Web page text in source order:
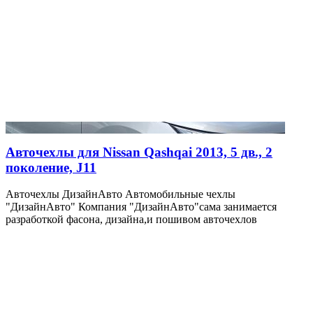
Авточехлы для Nissan Qashqai 2013, 5 дв., 2
поколение, J11
Авточехлы ДизайнАвто Автомобильные чехлы
"ДизайнАвто" Компания "ДизайнАвто"сама занимается
разработкой фасона, дизайна,и пошивом авточехлов